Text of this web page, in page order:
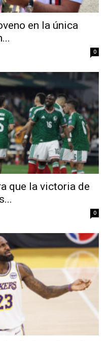
en la única
0
que la victoria de
0